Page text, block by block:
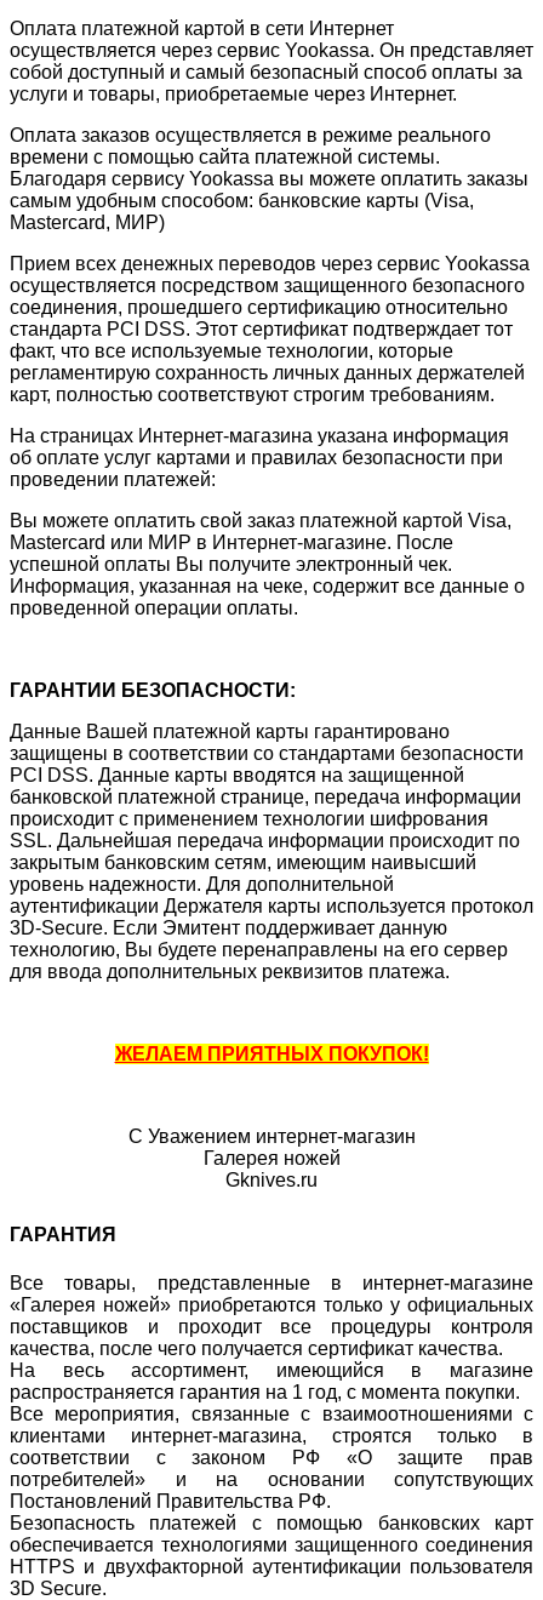
Оплата платежной картой в сети Интернет
осуществляется через сервис Yookassa. Он представляет
собой доступный и самый безопасный способ оплаты за
услуги и товары, приобретаемые через Интернет.
Оплата заказов осуществляется в режиме реального
времени с помощью сайта платежной системы.
Благодаря сервису Yookassa вы можете оплатить заказы
самым удобным способом: банковские карты (Visa,
Mastercard, МИР)
Прием всех денежных переводов через сервис Yookassa
осуществляется посредством защищенного безопасного
соединения, прошедшего сертификацию относительно
стандарта PCI DSS. Этот сертификат подтверждает тот
факт, что все используемые технологии, которые
регламентирую сохранность личных данных держателей
карт, полностью соответствуют строгим требованиям.
На страницах Интернет-магазина указана информация
об оплате услуг картами и правилах безопасности при
проведении платежей:
Вы можете оплатить свой заказ платежной картой Visa,
Mastercard или МИР в Интернет-магазине. После
успешной оплаты Вы получите электронный чек.
Информация, указанная на чеке, содержит все данные о
проведенной операции оплаты.
ГАРАНТИИ БЕЗОПАСНОСТИ:
Данные Вашей платежной карты гарантировано
защищены в соответствии со стандартами безопасности
PCI DSS. Данные карты вводятся на защищенной
банковской платежной странице, передача информации
происходит с применением технологии шифрования
SSL. Дальнейшая передача информации происходит по
закрытым банковским сетям, имеющим наивысший
уровень надежности. Для дополнительной
аутентификации Держателя карты используется протокол
3D-Secure. Если Эмитент поддерживает данную
технологию, Вы будете перенаправлены на его сервер
для ввода дополнительных реквизитов платежа.
ЖЕЛАЕМ ПРИЯТНЫХ ПОКУПОК!
С Уважением интернет-магазин
Галерея ножей
Gknives.ru
ГАРАНТИЯ
Все товары, представленные в интернет-магазине
«Галерея ножей» приобретаются только у официальных
поставщиков и проходит все процедуры контроля
качества, после чего получается сертификат качества.
На весь ассортимент, имеющийся в магазине
распространяется гарантия на 1 год, с момента покупки.
Все мероприятия, связанные с взаимоотношениями с
клиентами интернет-магазина, строятся только в
соответствии с законом РФ «О защите прав
потребителей» и на основании сопутствующих
Постановлений Правительства РФ.
Безопасность платежей с помощью банковских карт
обеспечивается технологиями защищенного соединения
HTTPS и двухфакторной аутентификации пользователя
3D Secure.